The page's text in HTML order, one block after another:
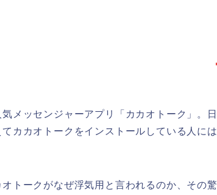
メッセンジャーアプリ「カカオトーク」。
てカカオトークをインストールしている人に
トークがなぜ浮気用と言われるのか、その